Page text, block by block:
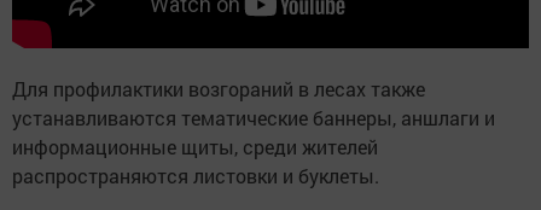
Для профилактики возгораний в лесах также
устанавливаются тематические баннеры, аншлаги и
информационные щиты, среди жителей
распространяются листовки и буклеты.